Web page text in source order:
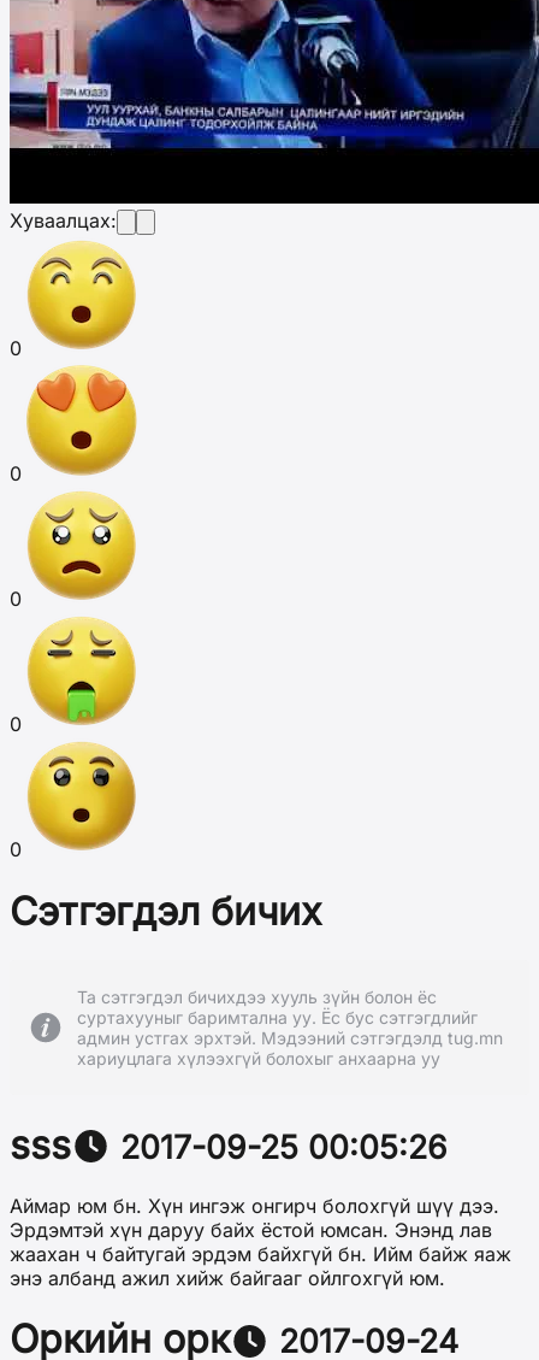
Хуваалцах:
0
0
0
0
0
Сэтгэгдэл бичих
Та сэтгэгдэл бичихдээ хууль зүйн болон ёс
суртахууныг баримтална уу. Ёс бус сэтгэгдлийг
админ устгах эрхтэй. Мэдээний сэтгэгдэлд tug.mn
хариуцлага хүлээхгүй болохыг анхаарна уу
sss 2017-09-25 00:05:26
Аймар юм бн. Хүн ингэж онгирч болохгүй шүү дээ.
Эрдэмтэй хүн даруу байх ёстой юмсан. Энэнд лав
жаахан ч байтугай эрдэм байхгүй бн. Ийм байж яаж
энэ албанд ажил хийж байгааг ойлгохгүй юм.
Оркийн орк
2017-09-24